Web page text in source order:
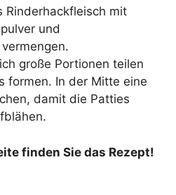
Rinderhackfleisch mit
und
große Portionen teilen
formen. In der Mitte eine
damit die Patties
finden Sie das Rezept!